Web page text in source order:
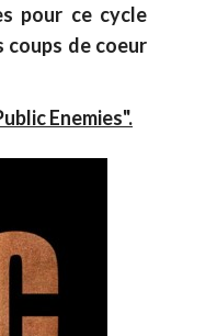
pour ce cycle
coups de coeur
Enemies".